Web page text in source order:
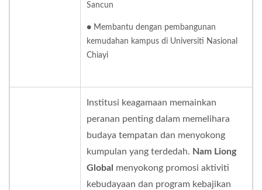
Sancun
● Membantu dengan pembangunan
kemudahan kampus di Universiti Nasional
Chiayi
Institusi keagamaan memainkan
peranan penting dalam memelihara
budaya tempatan dan menyokong
kumpulan yang terdedah. Nam Liong
Global menyokong promosi aktiviti
kebudayaan dan program kebajikan